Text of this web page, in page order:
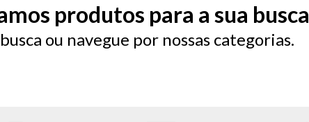
produtos para a sua busca
ou navegue por nossas categorias.